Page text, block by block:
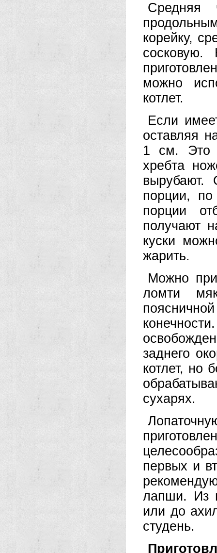
Средняя
корейку,
сосковую.
можно
котлет.
Если
оставляя
1 см. Это
хребта
вырубают.
порции,
порции
получают
куски
жарить.
Можно
ломти
заднего
котлет, но
сухарях.
первых и
лапши. Из
или до
студень.